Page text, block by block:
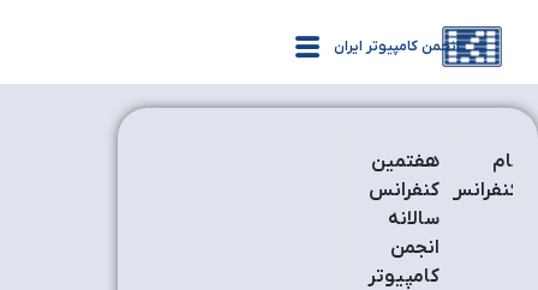
انجمن کامپیوتر ایران
نام
کنفرانس
هفتمین
کنفرانس
سالانه
انجمن
کامپیوتر